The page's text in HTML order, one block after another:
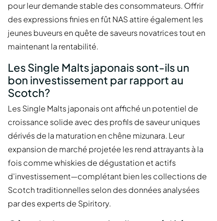
pour leur demande stable des consommateurs. Offrir
des expressions finies en fût NAS attire également les
jeunes buveurs en quête de saveurs novatrices tout en
maintenant la rentabilité.
Les Single Malts japonais sont-ils un
bon investissement par rapport au
Scotch?
Les Single Malts japonais ont affiché un potentiel de
croissance solide avec des profils de saveur uniques
dérivés de la maturation en chêne mizunara. Leur
expansion de marché projetée les rend attrayants à la
fois comme whiskies de dégustation et actifs
d'investissement—complétant bien les collections de
Scotch traditionnelles selon des données analysées
par des experts de Spiritory.